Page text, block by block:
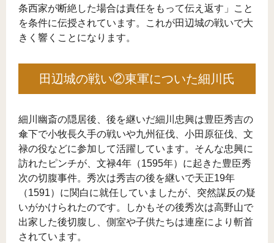
条西家が断絶した場合は責任をもって伝え返す」こと
を条件に伝授されています。これが田辺城の戦いで大
きく響くことになります。
田辺城の戦い②東軍についた細川氏
細川幽斎の隠居後、後を継いだ細川忠興は豊臣秀吉の
傘下で小牧長久手の戦いや九州征伐、小田原征伐、文
禄の役などに参加して活躍しています。そんな忠興に
訪れたピンチが、文禄4年（1595年）に起きた豊臣秀
次の切腹事件。秀次は秀吉の後を継いで天正19年
（1591）に関白に就任していましたが、突然謀反の疑
いがかけられたのです。しかもその後秀次は高野山で
出家した後切腹し、側室や子供たちは連座により斬首
されています。